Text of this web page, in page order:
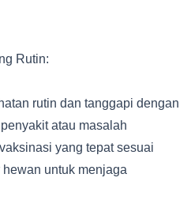
Rutin:
rutin dan tanggapi dengan
atau masalah
yang tepat sesuai
untuk menjaga